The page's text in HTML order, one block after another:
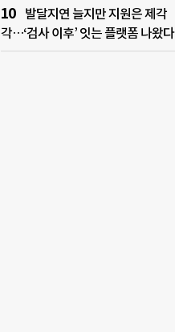
발달지연 늘지만 지원은 제각
각…‘검사 이후’ 잇는 플랫폼 나왔다